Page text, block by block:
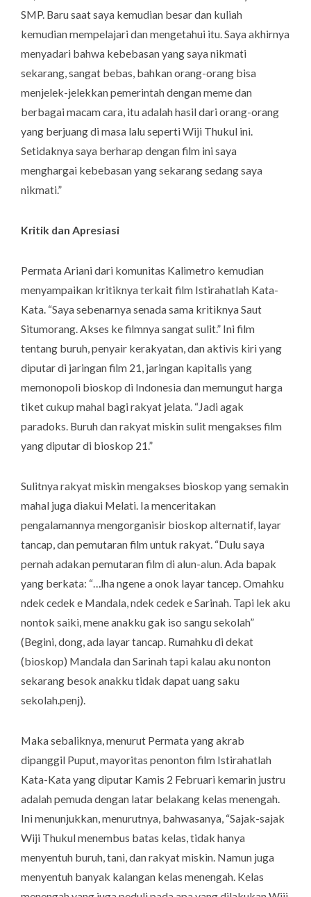
SMP. Baru saat saya kemudian besar dan kuliah
kemudian mempelajari dan mengetahui itu. Saya akhirnya
menyadari bahwa kebebasan yang saya nikmati
sekarang, sangat bebas, bahkan orang-orang bisa
menjelek-jelekkan pemerintah dengan meme dan
berbagai macam cara, itu adalah hasil dari orang-orang
yang berjuang di masa lalu seperti Wiji Thukul ini.
Setidaknya saya berharap dengan film ini saya
menghargai kebebasan yang sekarang sedang saya
nikmati.”
Kritik dan Apresiasi
Permata Ariani dari komunitas Kalimetro kemudian
menyampaikan kritiknya terkait film Istirahatlah Kata-
Kata. “Saya sebenarnya senada sama kritiknya Saut
Situmorang. Akses ke filmnya sangat sulit.” Ini film
tentang buruh, penyair kerakyatan, dan aktivis kiri yang
diputar di jaringan film 21, jaringan kapitalis yang
memonopoli bioskop di Indonesia dan memungut harga
tiket cukup mahal bagi rakyat jelata. “Jadi agak
paradoks. Buruh dan rakyat miskin sulit mengakses film
yang diputar di bioskop 21.”
Sulitnya rakyat miskin mengakses bioskop yang semakin
mahal juga diakui Melati. Ia menceritakan
pengalamannya mengorganisir bioskop alternatif, layar
tancap, dan pemutaran film untuk rakyat. “Dulu saya
pernah adakan pemutaran film di alun-alun. Ada bapak
yang berkata: “…lha ngene a onok layar tancep. Omahku
ndek cedek e Mandala, ndek cedek e Sarinah. Tapi lek aku
nontok saiki, mene anakku gak iso sangu sekolah”
(Begini, dong, ada layar tancap. Rumahku di dekat
(bioskop) Mandala dan Sarinah tapi kalau aku nonton
sekarang besok anakku tidak dapat uang saku
sekolah.penj).
Maka sebaliknya, menurut Permata yang akrab
dipanggil Puput, mayoritas penonton film Istirahatlah
Kata-Kata yang diputar Kamis 2 Februari kemarin justru
adalah pemuda dengan latar belakang kelas menengah.
Ini menunjukkan, menurutnya, bahwasanya, “Sajak-sajak
Wiji Thukul menembus batas kelas, tidak hanya
menyentuh buruh, tani, dan rakyat miskin. Namun juga
menyentuh banyak kalangan kelas menengah. Kelas